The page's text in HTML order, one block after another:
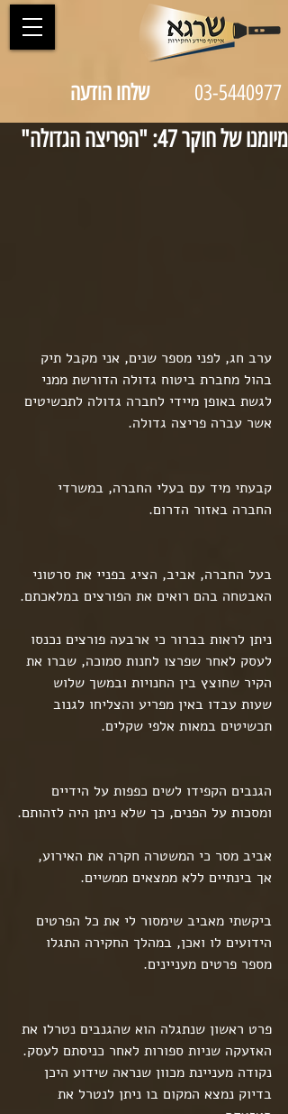
03-5440977 שלחו הודעה
מיומנו של חוקר 47: "הפריצה הגדולה"
ערב חג, לפני מספר שנים, אני מקבל תיק
בהול מחברת ביטוח גדולה הדורשת ממני
לגשת באופן מיידי לחברה גדולה לתכשיטים
אשר עברה פריצה גדולה.
קבעתי מיד עם בעלי החברה, במשרדי
החברה באזור הדרום.
בעל החברה, אביב, הציג בפניי את סרטוני
האבטחה בהם רואים את הפורצים במלאכתם.
ניתן לראות בברור כי ארבעה פורצים נכנסו
לעסק לאחר שפרצו לחנות סמוכה, שברו את
הקיר שחוצץ בין החנויות ובמשך שלוש
שעות עבדו באין מפריע והצליחו לגנוב
תכשיטים במאות אלפי שקלים.
הגנבים הקפידו לשים כפפות על הידיים
ומסכות על הפנים, כך שלא ניתן היה לזהותם.
אביב מסר כי המשטרה חקרה את האירוע,
אך בינתיים ללא ממצאים ממשיים.
ביקשתי מאביב שימסור לי את כל הפרטים
הידועים לו ואכן, במהלך החקירה התגלו
מספר פרטים מעניינים.
פרט ראשון שנתגלה הוא שהגנבים נטרלו את
האזעקה שניות ספורות לאחר כניסתם לעסק.
נקודה מעניינת מכוון שנראה שידוע היכן
בדיוק נמצא המקום בו ניתן לנטרל את